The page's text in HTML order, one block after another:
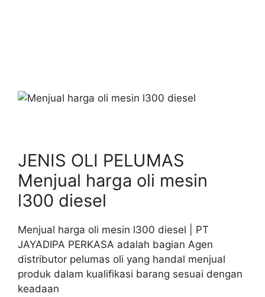
JENIS OLI PELUMAS
Menjual harga oli mesin
l300 diesel
Menjual harga oli mesin l300 diesel | PT
JAYADIPA PERKASA adalah bagian Agen
distributor pelumas oli yang handal menjual
produk dalam kualifikasi barang sesuai dengan
keadaan